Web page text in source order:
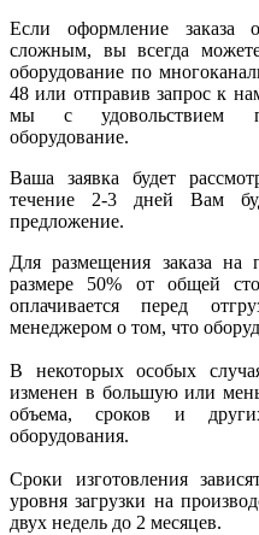
Если оформление заказа
сложным, вы всегда
оборудование по
48 или отправив запрос к
мы с удовольствием
оборудование.
Ваша заявка будет
течение 2-3 дней Вам
предложение.
Для размещения заказа на
размере 50% от общей
оплачивается перед
менеджером о том, что
В некоторых особых
изменен в большую или
объема, сроков и
оборудования.
Сроки изготовления
уровня загрузки на
двух недель до 2 месяцев.